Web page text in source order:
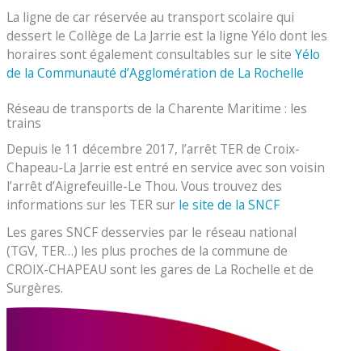
La ligne de car réservée au transport scolaire qui
dessert le Collège de La Jarrie est la ligne Yélo dont les
horaires sont également consultables sur le siteYélo
de la Communauté d’Agglomération de La Rochelle
Réseau de transports de la Charente Maritime : les
trains
Depuis le 11 décembre 2017, l’arrêt TER de Croix-
Chapeau-La Jarrie est entré en service avec son voisin
l’arrêt d’Aigrefeuille-Le Thou. Vous trouvez des
informations sur les TER sur le site de la SNCF
Les gares SNCF desservies par le réseau national
(TGV, TER…) les plus proches de la commune de
CROIX-CHAPEAU sont les gares de La Rochelle et de
Surgères.